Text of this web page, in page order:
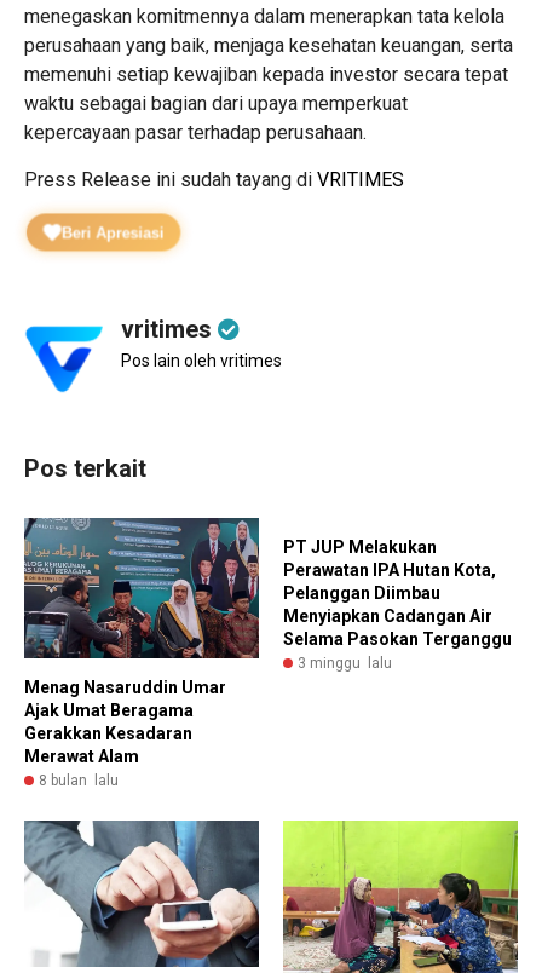
menegaskan komitmennya dalam menerapkan tata kelola
perusahaan yang baik, menjaga kesehatan keuangan, serta
memenuhi setiap kewajiban kepada investor secara tepat
waktu sebagai bagian dari upaya memperkuat
kepercayaan pasar terhadap perusahaan.
Press Release ini sudah tayang di VRITIMES
Beri Apresiasi
vritimes
Pos lain oleh vritimes
Pos terkait
Menag Nasaruddin Umar
Ajak Umat Beragama
Gerakkan Kesadaran
Merawat Alam
8 bulan lalu
PT JUP Melakukan
Perawatan IPA Hutan Kota,
Pelanggan Diimbau
Menyiapkan Cadangan Air
Selama Pasokan Terganggu
3 minggu lalu